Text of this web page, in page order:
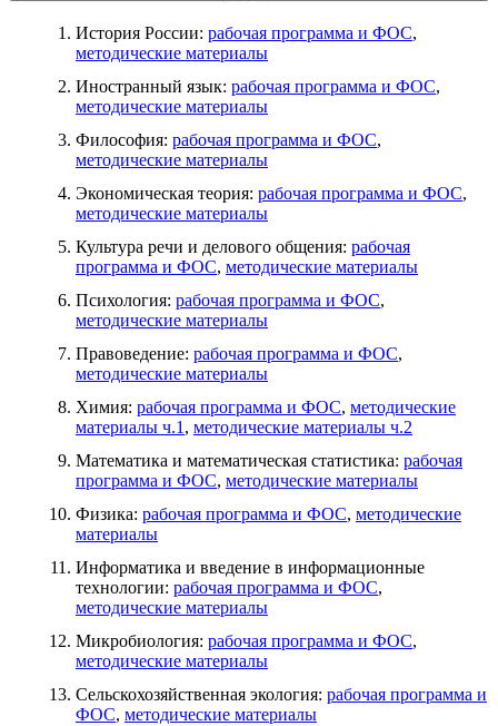
История России: рабочая программа и ФОС,
методические материалы
Иностранный язык: рабочая программа и ФОС,
методические материалы
Философия: рабочая программа и ФОС,
методические материалы
Экономическая теория: рабочая программа и ФОС,
методические материалы
Культура речи и делового общения: рабочая
программа и ФОС, методические материалы
Психология: рабочая программа и ФОС,
методические материалы
Правоведение: рабочая программа и ФОС,
методические материалы
Химия: рабочая программа и ФОС, методические
материалы ч.1 , методические материалы ч.2
Математика и математическая статистика: рабочая
программа и ФОС, методические материалы
Физика: рабочая программа и ФОС, методические
материалы
Информатика и введение в информационные
технологии: рабочая программа и ФОС,
методические материалы
Микробиология: рабочая программа и ФОС,
методические материалы
Сельскохозяйственная экология: рабочая программа и
ФОС, методические материалы